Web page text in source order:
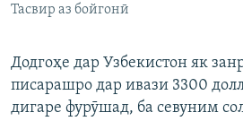
Тасвир аз бойгонӣ
Додгоҳе дар Узбекистон як
писарашро дар ивази 3300
дигаре фурӯшад, ба севуним